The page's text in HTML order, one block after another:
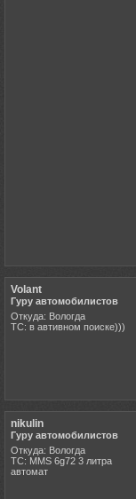
Volant
Гуру автомобилистов
Откуда: Вологда
ТС: в автивном поиске)))
nikulin
Гуру автомобилистов
Откуда: Вологда
ТС: MMS 6g72 3 литра
автомат